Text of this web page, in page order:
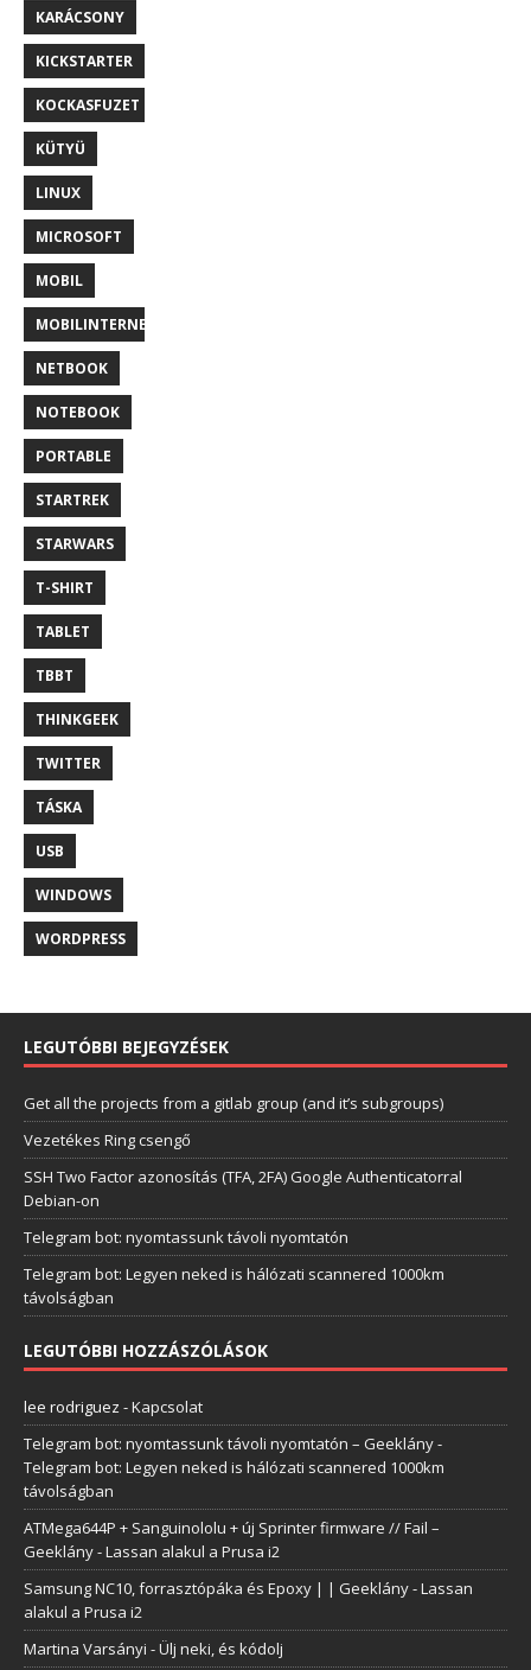
KARÁCSONY
KICKSTARTER
KOCKASFUZET
KÜTYÜ
LINUX
MICROSOFT
MOBIL
MOBILINTERNET
NETBOOK
NOTEBOOK
PORTABLE
STARTREK
STARWARS
T-SHIRT
TABLET
TBBT
THINKGEEK
TWITTER
TÁSKA
USB
WINDOWS
WORDPRESS
LEGUTÓBBI BEJEGYZÉSEK
Get all the projects from a gitlab group (and it’s subgroups)
Vezetékes Ring csengő
SSH Two Factor azonosítás (TFA, 2FA) Google Authenticatorral
Debian-on
Telegram bot: nyomtassunk távoli nyomtatón
Telegram bot: Legyen neked is hálózati scannered 1000km
távolságban
LEGUTÓBBI HOZZÁSZÓLÁSOK
lee rodriguez -Kapcsolat
Telegram bot: nyomtassunk távoli nyomtatón – Geeklány-
Telegram bot: Legyen neked is hálózati scannered 1000km
távolságban
ATMega644P + Sanguinololu + új Sprinter firmware // Fail –
Geeklány-Lassan alakul a Prusa i2
Samsung NC10, forrasztópáka és Epoxy | | Geeklány-Lassan
alakul a Prusa i2
Martina Varsányi -Ülj neki, és kódolj